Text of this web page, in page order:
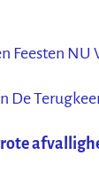
Feesten NU
De